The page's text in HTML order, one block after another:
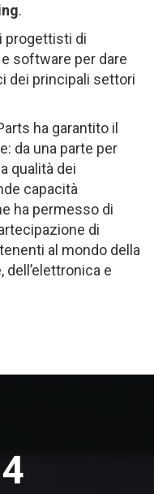
.
progettisti di
software per dare
dei principali settori
ha garantito il
da una parte per
qualità dei
capacità
ha permesso di
di
al mondo della
dell’elettronica e
4